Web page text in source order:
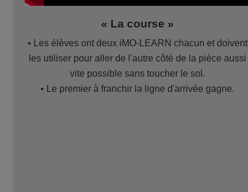
« La course »
• Les élèves ont deux iMO-LEARN chacun et doivent
les utiliser pour aller de l'autre côté de la pièce aussi
vite possible sans toucher le sol.
• Le premier à franchir la ligne d'arrivée gagne.